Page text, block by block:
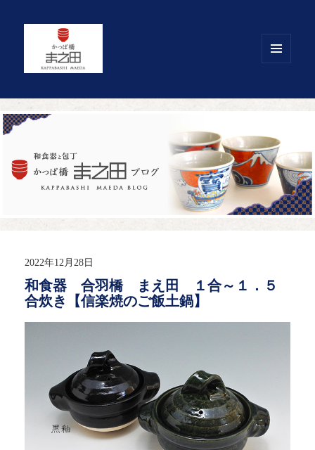
2022年12月28日
和食器 合羽橋 まえ田 １合～１．５
合炊き【信楽焼のご飯土鍋】